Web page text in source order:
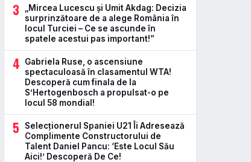
3
„Mircea Lucescu și Umit Akdag: Decizia
surprinzătoare de a alege România în
locul Turciei – Ce se ascunde în
spatele acestui pas important!”
4
Gabriela Ruse, o ascensiune
spectaculoasă în clasamentul WTA!
Descoperă cum finala de la
S’Hertogenbosch a propulsat-o pe
locul 58 mondial!
5
Selecționerul Spaniei U21 Îi Adresează
Complimente Constructorului de
Talent Daniel Pancu: ‘Este Locul Său
Aici!’ Descoperă De Ce!